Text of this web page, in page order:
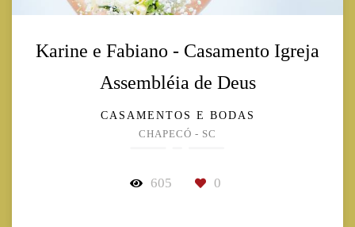
Karine e Fabiano - Casamento Igreja
Assembléia de Deus
CASAMENTOS E BODAS
CHAPECÓ - SC
605 0